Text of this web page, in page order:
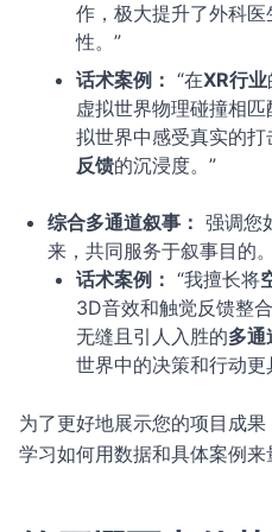
作，极大提升了外科医
性。”
话术案例： “在XR行业
虚拟世界物理碰撞相
拟世界中感受真实的
反馈的沉浸度。”
综合多通道叙事： 强调您
来，共同服务于叙事目的。
话术案例： “我擅长将
3D音效和触觉反馈整
无缝且引人入胜的多通
世界中的决策和行动更
为了更好地展示您的项目成
学习如何用数据和具体案例来